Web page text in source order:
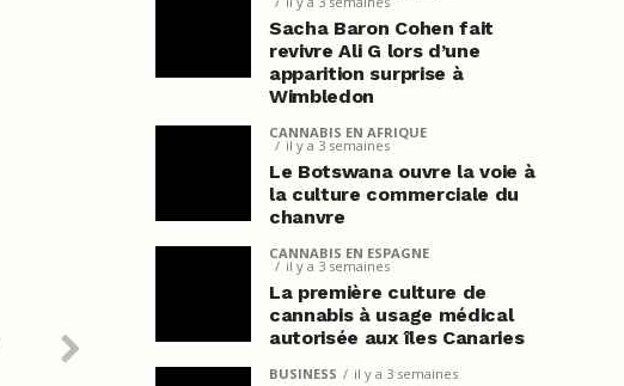
Sacha Baron Cohen fait
revivre Ali G lors d’une
apparition surprise à
Wimbledon
CANNABIS EN AFRIQUE
il y a 3 semaines
Le Botswana ouvre la voie à
la culture commerciale du
chanvre
CANNABIS EN ESPAGNE
il y a 3 semaines
La première culture de
cannabis à usage médical
autorisée aux îles Canaries
BUSINESS il y a 3 semaines